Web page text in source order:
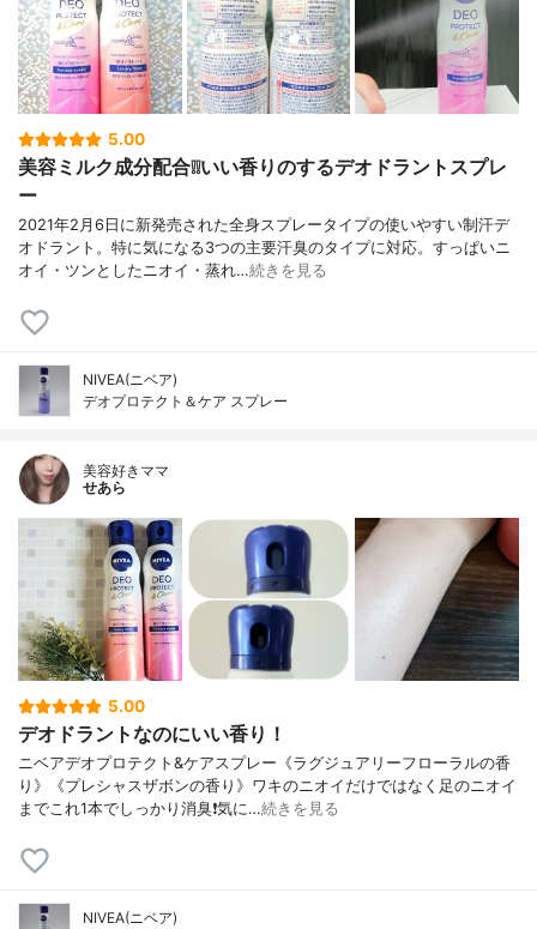
5.00
美容ミルク成分配合❕❕いい香りのするデオドラントスプレ
ー
2021年2月6日に新発売された全身スプレータイプの使いやすい制汗デ
オドラント。特に気になる3つの主要汗臭のタイプに対応。すっぱいニ
オイ・ツンとしたニオイ・蒸れ…続きを見る
NIVEA(ニベア)
デオプロテクト＆ケア スプレー
美容好きママ
せあら
5.00
デオドラントなのにいい香り！
ニベアデオプロテクト&ケアスプレー《ラグジュアリーフローラルの香
り》《プレシャスザボンの香り》ワキのニオイだけではなく足のニオイ
までこれ1本でしっかり消臭❗気に…続きを見る
NIVEA(ニベア)